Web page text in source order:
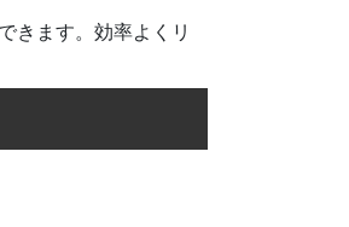
きます。効率よくリ